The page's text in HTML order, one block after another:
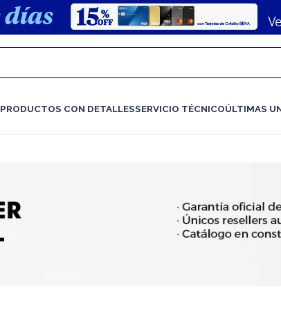
PRODUCTOS CON DETALLESSERVICIO TÉCNICOÚLTIMAS